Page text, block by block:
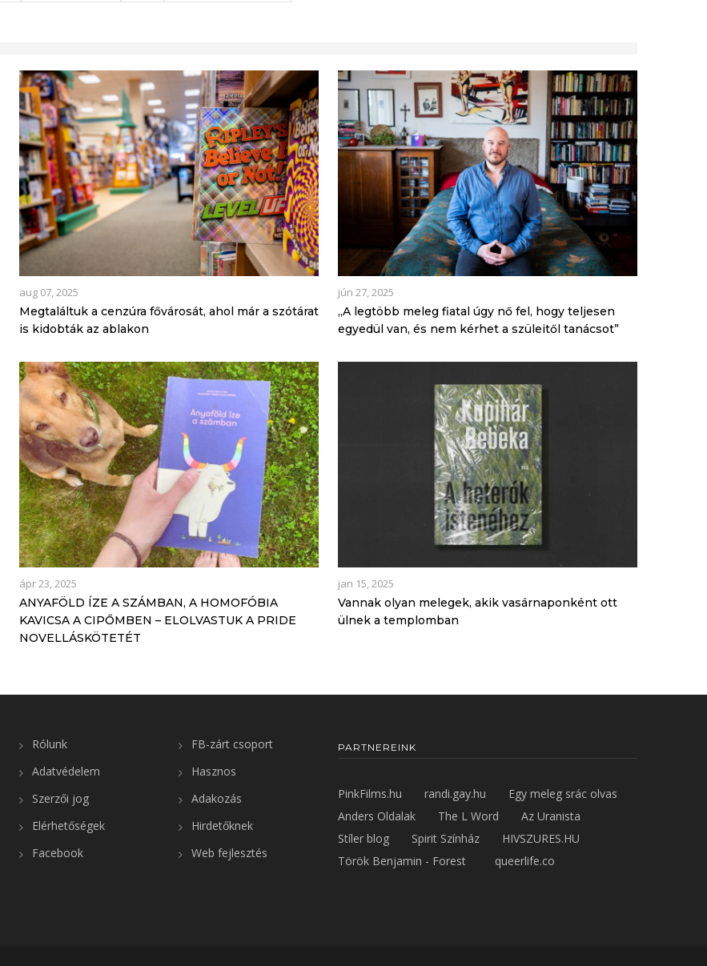
aug 07, 2025
Megtaláltuk a cenzúra fővárosát, ahol már a szótárat
is kidobták az ablakon
jún 27, 2025
„A legtöbb meleg fiatal úgy nő fel, hogy teljesen
egyedül van, és nem kérhet a szüleitől tanácsot”
ápr 23, 2025
ANYAFÖLD ÍZE A SZÁMBAN, A HOMOFÓBIA
KAVICSA A CIPŐMBEN – ELOLVASTUK A PRIDE
NOVELLÁSKÖTETÉT
jan 15, 2025
Vannak olyan melegek, akik vasárnaponként ott
ülnek a templomban
Rólunk
Adatvédelem
Szerzői jog
Elérhetőségek
Facebook
FB-zárt csoport
Hasznos
Adakozás
Hirdetőknek
Web fejlesztés
PARTNEREINK
PinkFilms.hu randi.gay.hu
Egy meleg srác olvas
Anders Oldalak
The L Word
Az Uranista
Stíler blog
Spirit Színház
HIVSZURES.HU
Török Benjamin - Forest
queerlife.co